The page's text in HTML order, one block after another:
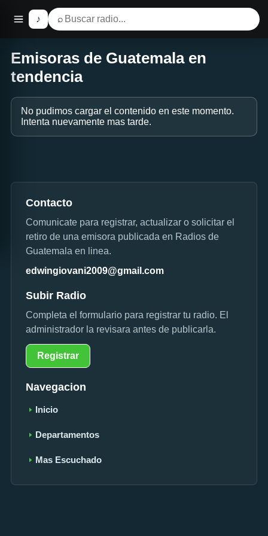
♪ ⌕
Emisoras de Guatemala en
tendencia
No pudimos cargar el contenido en este momento.
Intenta nuevamente mas tarde.
Contacto
Comunicate para registrar, actualizar o solicitar el
retiro de una emisora publicada en Radios de
Guatemala en linea.
edwingiovani2009@gmail.com
Subir Radio
Completa el formulario para registrar tu radio. El
administrador la revisara antes de publicarla.
Registrar
Navegacion
Inicio
Departamentos
Mas Escuchado